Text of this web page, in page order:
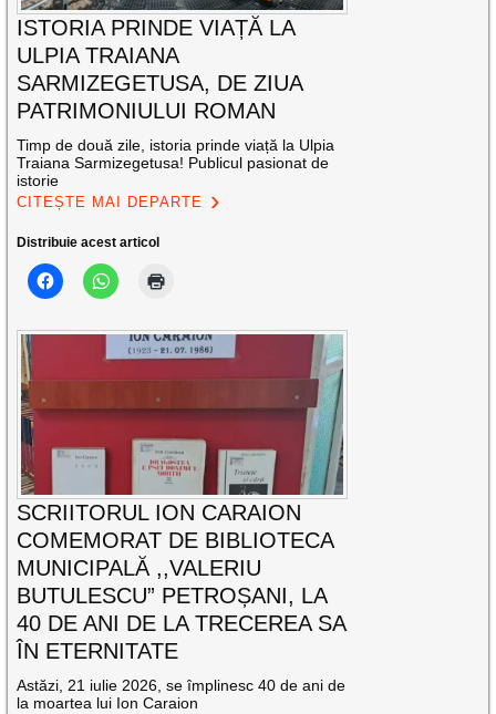
ISTORIA PRINDE VIAȚĂ LA
ULPIA TRAIANA
SARMIZEGETUSA, DE ZIUA
PATRIMONIULUI ROMAN
Timp de două zile, istoria prinde viață la Ulpia
Traiana Sarmizegetusa! Publicul pasionat de
istorie
CITEȘTE MAI DEPARTE
Distribuie acest articol
SCRIITORUL ION CARAION
COMEMORAT DE BIBLIOTECA
MUNICIPALĂ ,,VALERIU
BUTULESCU” PETROȘANI, LA
40 DE ANI DE LA TRECEREA SA
ÎN ETERNITATE
Astăzi, 21 iulie 2026, se împlinesc 40 de ani de
la moartea lui Ion Caraion